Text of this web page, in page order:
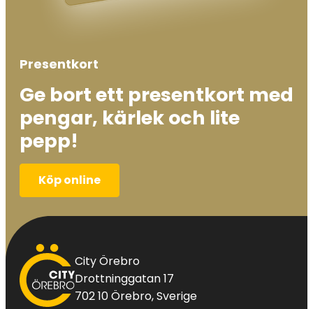
Presentkort
Ge bort ett presentkort med
pengar, kärlek och lite
pepp!
Köp online
City
Örebro
City Örebro
Drottninggatan 17
702 10 Örebro, Sverige